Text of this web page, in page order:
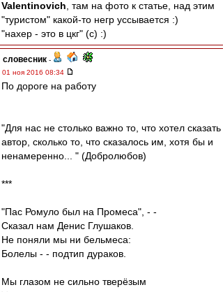
Valentinovich , там на фото к статье, над этим
"туристом" какой-то негр уссывается :)
"нахер - это в цкг" (с) :)
словесник -
01 ноя 2016 08:34
По дороге на работу
"Для нас не столько важно то, что хотел сказать
автор, сколько то, что сказалось им, хотя бы и
ненамеренно... " (Добролюбов)
***
"Пас Ромуло был на Промеса", - -
Сказал нам Денис Глушаков.
Не поняли мы ни бельмеса:
Болелы - - подтип дураков.
Мы глазом не сильно тверёзым